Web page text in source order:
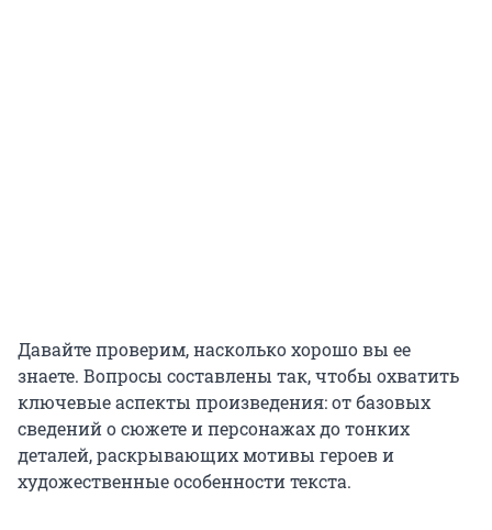
Давайте проверим, насколько хорошо вы ее
знаете. Вопросы составлены так, чтобы охватить
ключевые аспекты произведения: от базовых
сведений о сюжете и персонажах до тонких
деталей, раскрывающих мотивы героев и
художественные особенности текста.